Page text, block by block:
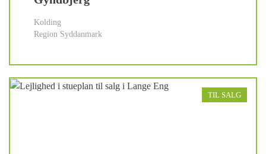
Kolding
Region Syddanmark
TIL SALG